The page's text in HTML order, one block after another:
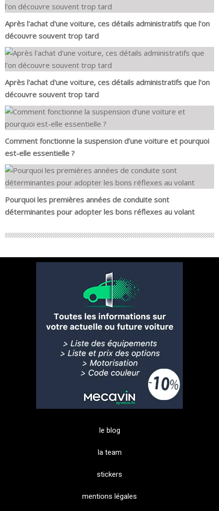
Après l'achat d'une voiture, ces détails administratifs que l'on
découvre souvent trop tard
Après l'achat d'une voiture, ces détails administratifs que l'on
découvre souvent trop tard
Comment fonctionne la suspension d’une voiture et pourquoi
est-elle essentielle ?
Pourquoi les premières années de conduite sont
déterminantes pour adopter les bons réflexes au volant
le blog
la team
stickers
mentions légales